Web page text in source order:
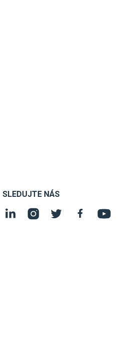
SLEDUJTE NÁS